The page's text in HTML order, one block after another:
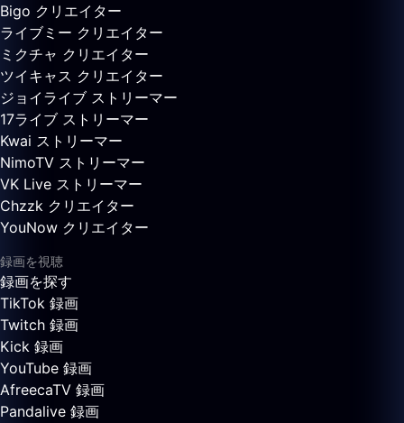
Bigo クリエイター
ライブミー クリエイター
ミクチャ クリエイター
ツイキャス クリエイター
ジョイライブ ストリーマー
17ライブ ストリーマー
Kwai ストリーマー
NimoTV ストリーマー
VK Live ストリーマー
Chzzk クリエイター
YouNow クリエイター
録画を視聴
録画を探す
TikTok 録画
Twitch 録画
Kick 録画
YouTube 録画
AfreecaTV 録画
Pandalive 録画